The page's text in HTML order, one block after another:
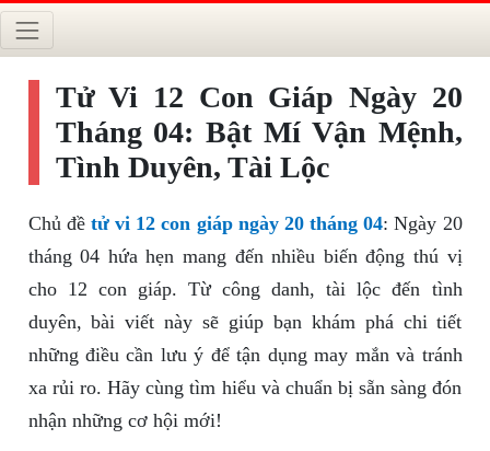
Tử Vi 12 Con Giáp Ngày 20
Tháng 04: Bật Mí Vận Mệnh,
Tình Duyên, Tài Lộc
Chủ đề tử vi 12 con giáp ngày 20 tháng 04: Ngày 20
tháng 04 hứa hẹn mang đến nhiều biến động thú vị
cho 12 con giáp. Từ công danh, tài lộc đến tình
duyên, bài viết này sẽ giúp bạn khám phá chi tiết
những điều cần lưu ý để tận dụng may mắn và tránh
xa rủi ro. Hãy cùng tìm hiểu và chuẩn bị sẵn sàng đón
nhận những cơ hội mới!